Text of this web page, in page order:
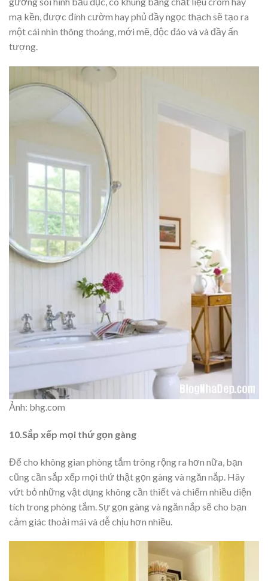
mạ kền, được đính cườm hay phủ đầy ngọc thạch sẽ tạo ra
một cái nhìn thông thoáng, mới mẽ, độc đáo và và đầy ấn
tượng.
Ảnh: bhg.com
10.Sắp xếp mọi thứ gọn gàng
Để cho không gian phòng tắm trông rộng ra hơn nữa, bạn
cũng cần sắp xếp mọi thứ thật gọn gàng và ngăn nắp. Hãy
vứt bỏ những vật dụng không cần thiết và chiếm nhiều diện
tích trong phòng tắm. Sự gọn gàng và ngăn nắp sẽ cho bạn
cảm giác thoải mái và dễ chịu hơn nhiều.